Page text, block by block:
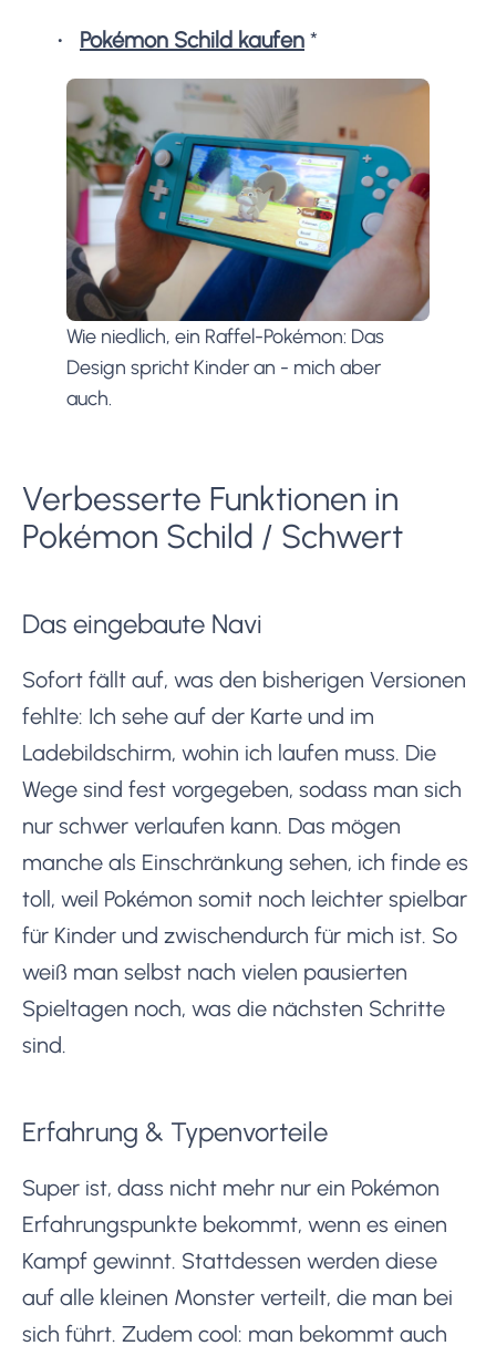
Pokémon Schild kaufen *
Wie niedlich, ein Raffel-Pokémon: Das
Design spricht Kinder an - mich aber
auch.
Verbesserte Funktionen in
Pokémon Schild / Schwert
Das eingebaute Navi
Sofort fällt auf, was den bisherigen Versionen
fehlte: Ich sehe auf der Karte und im
Ladebildschirm, wohin ich laufen muss. Die
Wege sind fest vorgegeben, sodass man sich
nur schwer verlaufen kann. Das mögen
manche als Einschränkung sehen, ich finde es
toll, weil Pokémon somit noch leichter spielbar
für Kinder und zwischendurch für mich ist. So
weiß man selbst nach vielen pausierten
Spieltagen noch, was die nächsten Schritte
sind.
Erfahrung & Typenvorteile
Super ist, dass nicht mehr nur ein Pokémon
Erfahrungspunkte bekommt, wenn es einen
Kampf gewinnt. Stattdessen werden diese
auf alle kleinen Monster verteilt, die man bei
sich führt. Zudem cool: man bekommt auch